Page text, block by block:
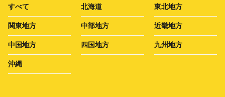
すべて 北海道 東北地方
関東地方 中部地方 近畿地方
中国地方 四国地方 九州地方
沖縄